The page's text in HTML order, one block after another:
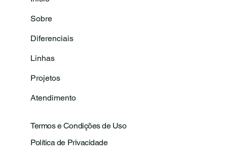
Sobre
Diferenciais
Linhas
Projetos
Atendimento
Termos e Condições de Uso
Política de Privacidade